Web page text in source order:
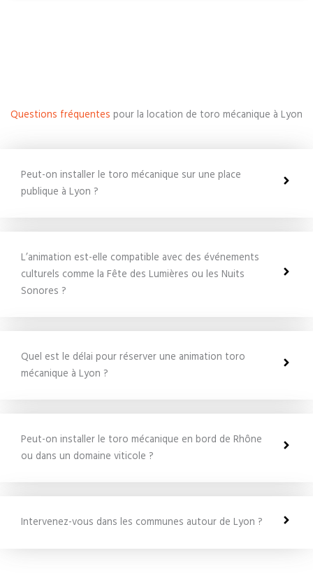
Questions fréquentes pour la location de toro mécanique à Lyon
Peut-on installer le toro mécanique sur une place
publique à Lyon ?
L’animation est-elle compatible avec des événements
culturels comme la Fête des Lumières ou les Nuits
Sonores ?
Quel est le délai pour réserver une animation toro
mécanique à Lyon ?
Peut-on installer le toro mécanique en bord de Rhône
ou dans un domaine viticole ?
Intervenez-vous dans les communes autour de Lyon ?